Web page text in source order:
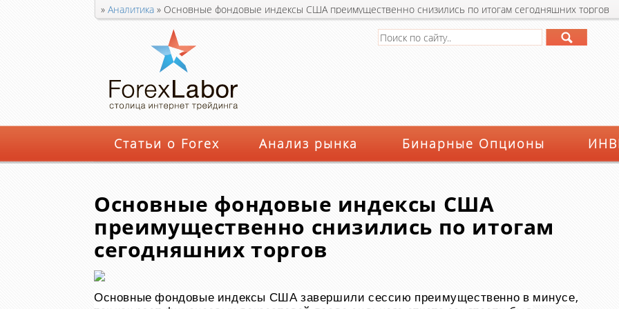
» Аналитика » Основные фондовые индексы США преимущественно снизились по итогам сегодняшних торгов
Статьи о Forex Анализ рынка Бинарные Опционы
Основные фондовые индексы США
преимущественно снизились по итогам
сегодняшних торгов
Основные фондовые индексы США завершили сессию преимущественно в минусе,